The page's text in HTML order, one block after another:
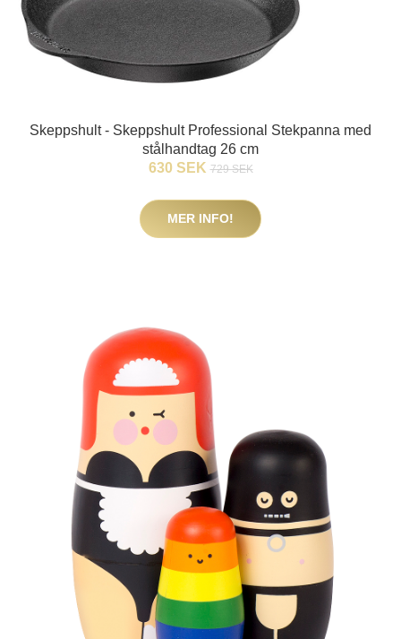
Skeppshult - Skeppshult Professional Stekpanna med
stålhandtag 26 cm
630 SEK 729 SEK
MER INFO!